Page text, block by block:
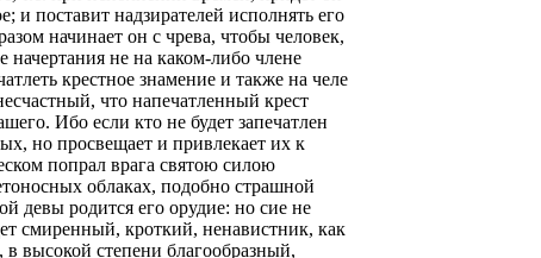
и поставит надзирателей исполнять его
начинает он с чрева, чтобы человек,
начертания не на каком-либо члене
крестное знамение и также на челе
что напечатленный крест
Ибо если кто не будет запечатлен
но просвещает и привлекает их к
попрал врага святою силою
облаках, подобно страшной
девы родится его орудие: но сие не
смиренный, кроткий, ненавистник, как
высокой степени благообразный,